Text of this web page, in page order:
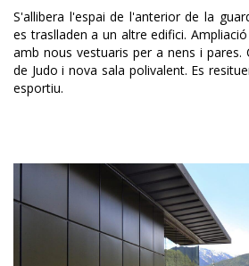
S'allibera l'espai de l'anterior de la
es traslladen a un altre edifici.
amb nous vestuaris per a nens i pares.
de Judo i nova sala polivalent. Es
esportiu.